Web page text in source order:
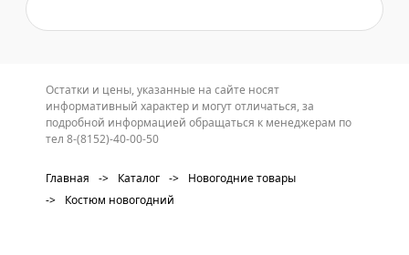
Остатки и цены, указанные на сайте носят
информативный характер и могут отличаться, за
подробной информацией обращаться к менеджерам по
тел 8-(8152)-40-00-50
Главная -> Каталог ->
Новогодние товары
->
Костюм новогодний